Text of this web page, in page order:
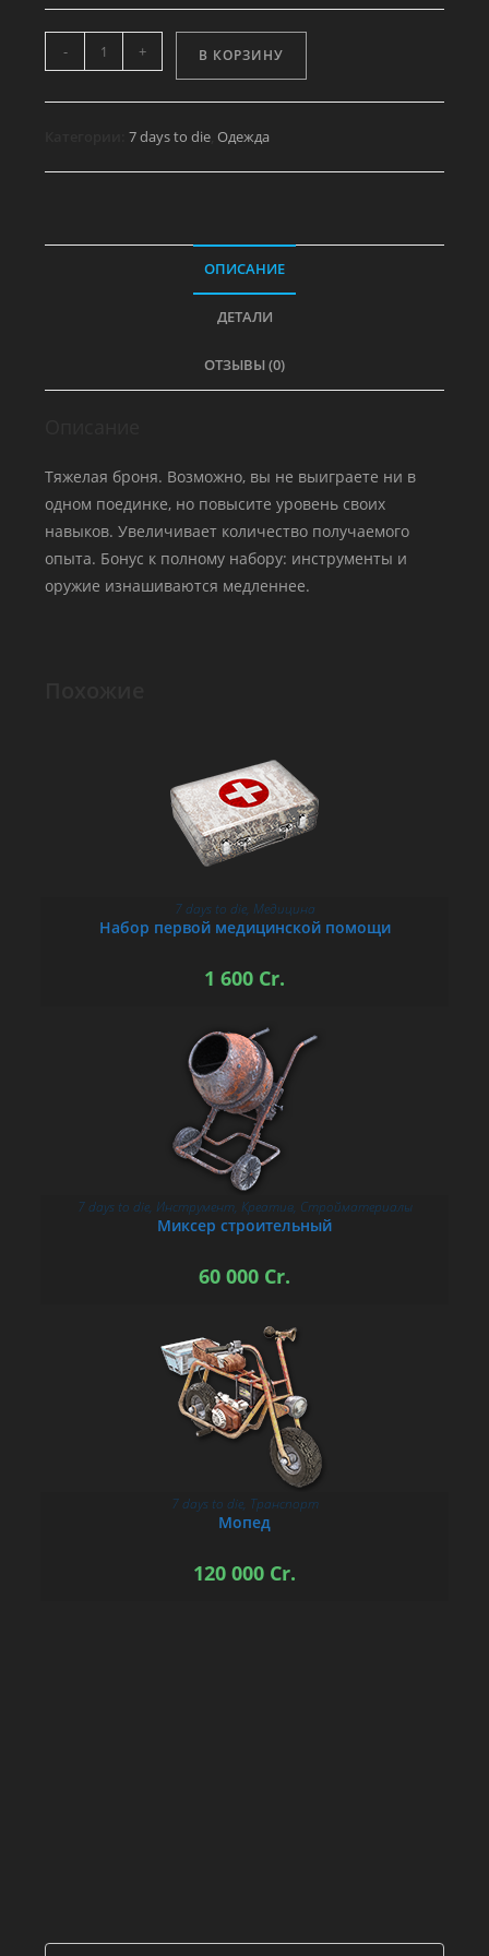
Количество
товара
Набор
- + В КОРЗИНУ
Категории:7 days to die ,Одежда
ОПИСАНИЕ
ДЕТАЛИ
ОТЗЫВЫ (0)
Тяжелая броня. Возможно, вы не выиграете ни в
одном поединке, но повысите уровень своих
навыков. Увеличивает количество получаемого
опыта. Бонус к полному набору: инструменты и
оружие изнашиваются медленнее.
В КОРЗИНУ
7 days to die, Медицина
Набор первой медицинской помощи
1 600 Cr.
В КОРЗИНУ
7 days to die, Инструмент, Креатив, Стройматериалы
Миксер строительный
60 000 Cr.
В КОРЗИНУ
7 days to die, Транспорт
Мопед
120 000 Cr.